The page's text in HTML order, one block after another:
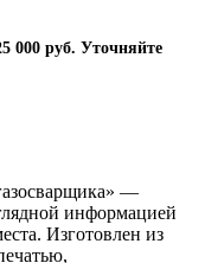
000 руб. Уточняйте
—
информацией
Изготовлен из